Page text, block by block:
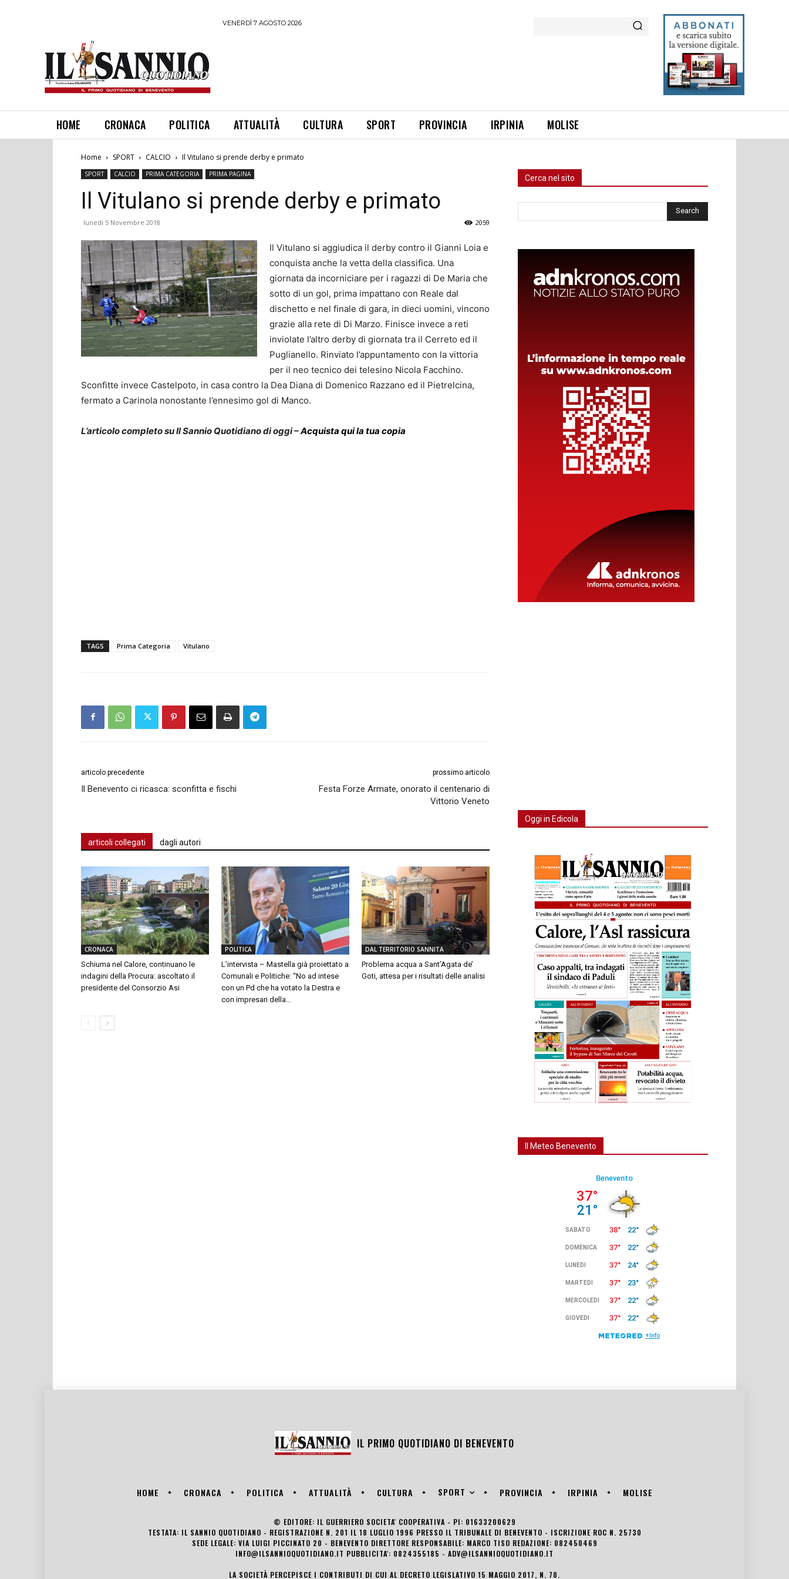
VENERDÌ 7 AGOSTO 2026
HOME CRONACA POLITICA ATTUALITÀ CULTURA SPORT PROVINCIA IRPINIA MOLISE
Home SPORT CALCIO Il Vitulano si prende derby e primato
SPORT CALCIO PRIMA CATEGORIA PRIMA PAGINA
Il Vitulano si prende derby e primato
lunedì 5 Novembre 2018 2059
Il Vitulano si aggiudica il derby contro il Gianni Loia e
conquista anche la vetta della classifica. Una
giornata da incorniciare per i ragazzi di De Maria che
sotto di un gol, prima impattano con Reale dal
dischetto e nel finale di gara, in dieci uomini, vincono
grazie alla rete di Di Marzo. Finisce invece a reti
inviolate l’altro derby di giornata tra il Cerreto ed il
Puglianello. Rinviato l’appuntamento con la vittoria
per il neo tecnico dei telesino Nicola Facchino.
Sconfitte invece Castelpoto, in casa contro la Dea Diana di Domenico Razzano ed il Pietrelcina,
fermato a Carinola nonostante l’ennesimo gol di Manco.
L’articolo completo su Il Sannio Quotidiano di oggi –Acquista qui la tua copia
TAGS Prima Categoria Vitulano
articolo precedente
Il Benevento ci ricasca: sconfitta e fischi
prossimo articolo
Festa Forze Armate, onorato il centenario di
Vittorio Veneto
articoli collegati dagli autori
CRONACA
Schiuma nel Calore, continuano le
indagini della Procura: ascoltato il
presidente del Consorzio Asi
POLITICA
L’intervista – Mastella già proiettato a
Comunali e Politiche: “No ad intese
con un Pd che ha votato la Destra e
con impresari della...
DAL TERRITORIO SANNITA
Problema acqua a Sant’Agata de’
Goti, attesa per i risultati delle analisi
Cerca nel sito
Oggi in Edicola
Il Meteo Benevento
IL PRIMO QUOTIDIANO DI BENEVENTO
HOME CRONACA POLITICA ATTUALITÀ CULTURA SPORT PROVINCIA IRPINIA MOLISE
© EDITORE: IL GUERRIERO SOCIETA' COOPERATIVA - PI: 01633200629
TESTATA: IL SANNIO QUOTIDIANO - REGISTRAZIONE N. 201 IL 18 LUGLIO 1996 PRESSO IL TRIBUNALE DI BENEVENTO - ISCRIZIONE ROC N. 25730
SEDE LEGALE: VIA LUIGI PICCINATO 20 - BENEVENTO DIRETTORE RESPONSABILE: MARCO TISO REDAZIONE: 082450469
INFO@ILSANNIOQUOTIDIANO.IT PUBBLICITA': 0824355185 - ADV@ILSANNIOQUOTIDIANO.IT
LA SOCIETÀ PERCEPISCE I CONTRIBUTI DI CUI AL DECRETO LEGISLATIVO 15 MAGGIO 2017, N. 70.